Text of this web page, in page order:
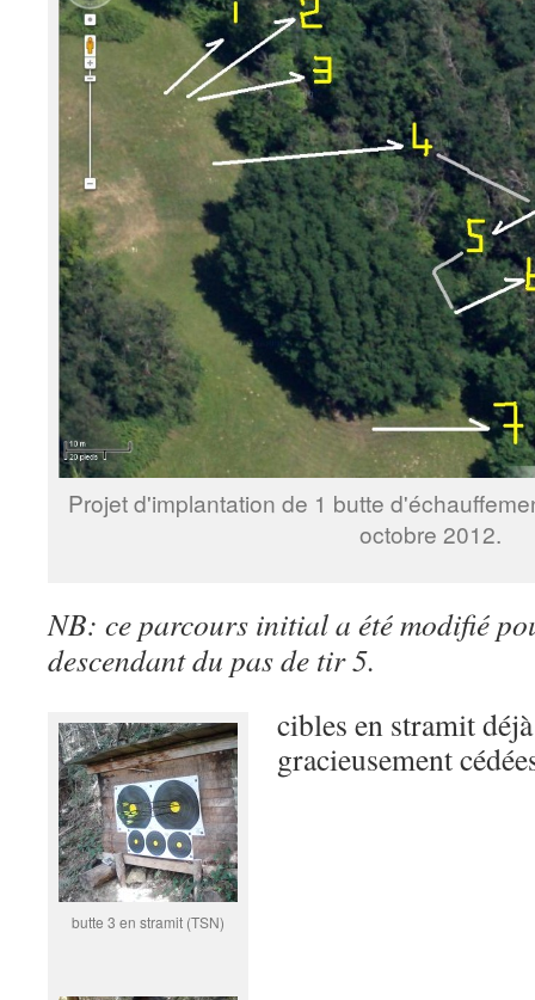
Projet d'implantation de 1 butte
octobre 2012.
NB: ce parcours initial a été modifié
descendant du pas de tir 5.
butte 3 en stramit (TSN)
cibles en stramit
gracieusement